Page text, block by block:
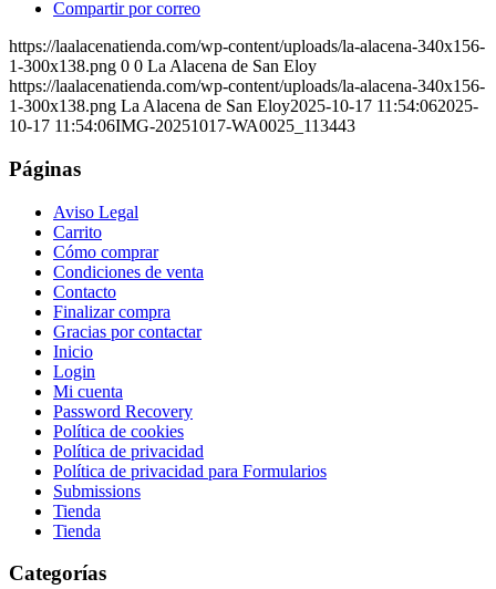
Compartir por correo
https://laalacenatienda.com/wp-content/uploads/la-alacena-340x156-
1-300x138.png 0 0 La Alacena de San Eloy
https://laalacenatienda.com/wp-content/uploads/la-alacena-340x156-
1-300x138.png La Alacena de San Eloy2025-10-17 11:54:062025-
10-17 11:54:06IMG-20251017-WA0025_113443
Páginas
Aviso Legal
Carrito
Cómo comprar
Condiciones de venta
Contacto
Finalizar compra
Gracias por contactar
Inicio
Login
Mi cuenta
Password Recovery
Política de cookies
Política de privacidad
Política de privacidad para Formularios
Submissions
Tienda
Tienda
Categorías